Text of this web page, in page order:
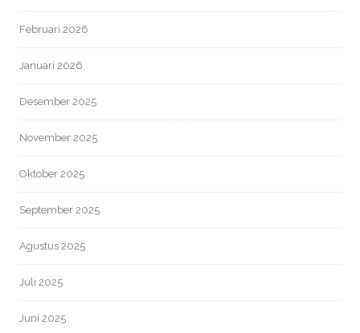
Februari 2026
Januari 2026
Desember 2025
November 2025
Oktober 2025
September 2025
Agustus 2025
Juli 2025
Juni 2025